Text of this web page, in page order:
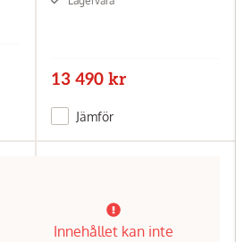
13 490 kr
Jämför
Innehållet kan inte